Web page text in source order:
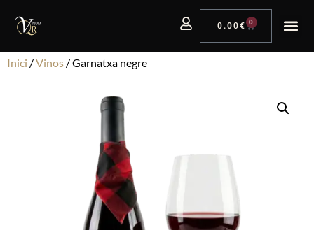
0.00€ 0
Inici /Vinos / Garnatxa negre